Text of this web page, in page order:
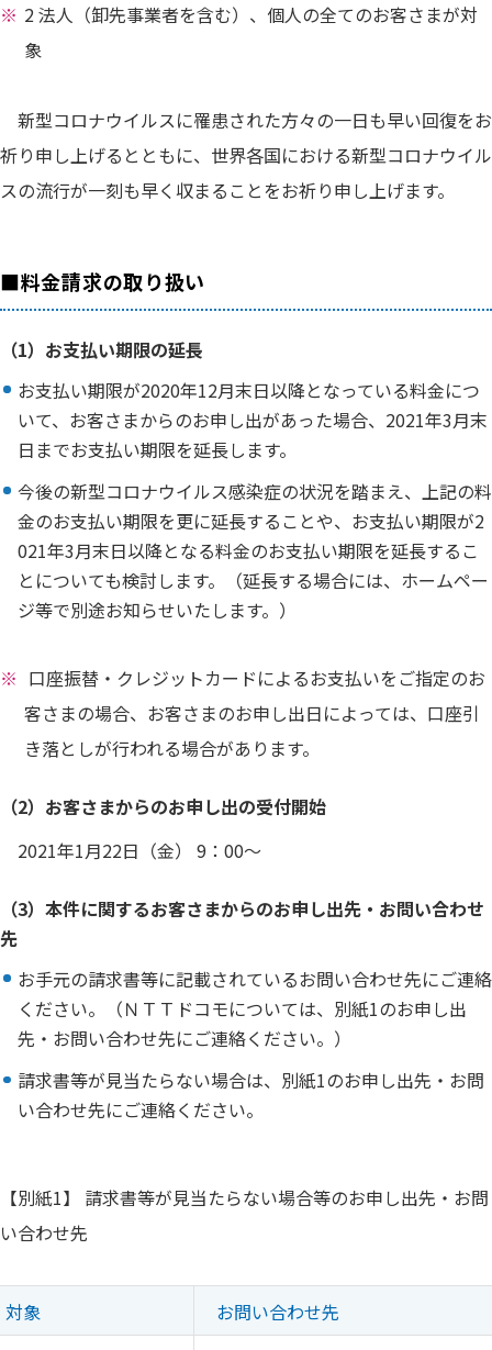
2 法人（卸先事業者を含む）、個人の全てのお客さまが対
象
新型コロナウイルスに罹患された方々の一日も早い回復をお
祈り申し上げるとともに、世界各国における新型コロナウイル
スの流行が一刻も早く収まることをお祈り申し上げます。
■料金請求の取り扱い
（1）お支払い期限の延長
お支払い期限が2020年12月末日以降となっている料金につ
いて、お客さまからのお申し出があった場合、2021年3月末
日までお支払い期限を延長します。
今後の新型コロナウイルス感染症の状況を踏まえ、上記の料
金のお支払い期限を更に延長することや、お支払い期限が2
021年3月末日以降となる料金のお支払い期限を延長するこ
とについても検討します。（延長する場合には、ホームペー
ジ等で別途お知らせいたします。）
口座振替・クレジットカードによるお支払いをご指定のお
客さまの場合、お客さまのお申し出日によっては、口座引
き落としが行われる場合があります。
（2）お客さまからのお申し出の受付開始
2021年1月22日（金） 9：00～
（3）本件に関するお客さまからのお申し出先・お問い合わせ
先
お手元の請求書等に記載されているお問い合わせ先にご連絡
ください。（ＮＴＴドコモについては、別紙1のお申し出
先・お問い合わせ先にご連絡ください。）
請求書等が見当たらない場合は、別紙1のお申し出先・お問
い合わせ先にご連絡ください。
【別紙1】 請求書等が見当たらない場合等のお申し出先・お問
い合わせ先
対象
お問い合わせ先